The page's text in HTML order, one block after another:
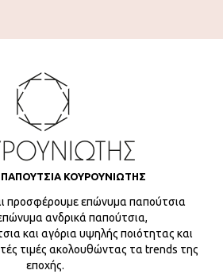
ΚΟΥΡΟΥΝΙΩΤΗΣ
προσφέρουμε επώνυμα παπούτσια
ανδρικά παπούτσια,
και αγόρια υψηλής ποιότητας και
τιμές ακολουθώντας τα trends της
εποχής.